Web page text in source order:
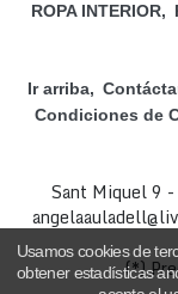
ROPA INTERIOR
Ir arriba
Condiciones de
Sant Miquel 9 -
(*)
Usamos cookies de
obtener estadísticas